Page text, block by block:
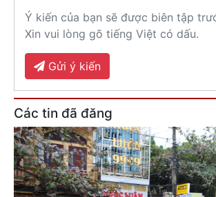
Ý kiến của bạn sẽ được biên tập
Xin vui lòng gõ tiếng Việt có dấu.
Gửi ý kiến
Các tin đã đăng